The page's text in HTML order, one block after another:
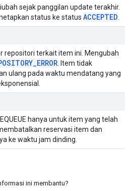
sejak panggilan update terakhir.
status ke status ACCEPTED
repositori terkait item ini. Mengubah
_ERROR . Item tidak
ulang pada waktu mendatang yang
hanya untuk item yang telah
reservasi item dan
ke waktu jam dinding.
ini membantu?